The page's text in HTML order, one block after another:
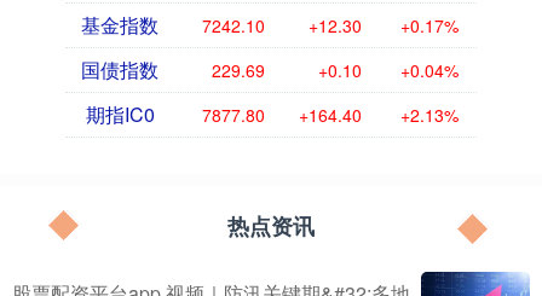
基金指数 7242.10 +12.30 +0.17%
国债指数 229.69 +0.10 +0.04%
期指IC0 7877.80 +164.40 +2.13%
热点资讯